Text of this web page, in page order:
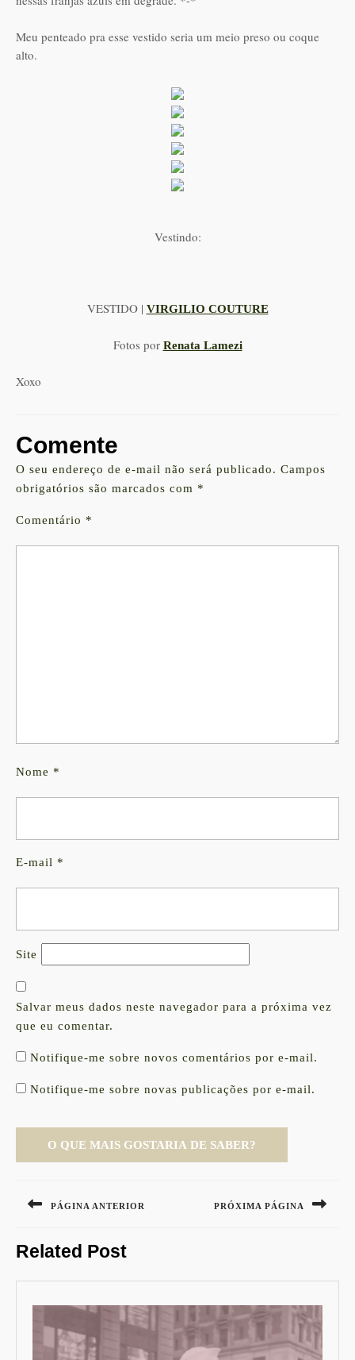
Meu penteado pra esse vestido seria um meio preso ou coque
alto.
Vestindo:
VESTIDO | VIRGILIO COUTURE
Fotos por Renata Lamezi
Xoxo
Comente
O seu endereço de e-mail não será publicado. Campos
obrigatórios são marcados com *
Comentário *
Nome *
E-mail *
Site
Salvar meus dados neste navegador para a próxima vez
que eu comentar.
Notifique-me sobre novos comentários por e-mail.
Notifique-me sobre novas publicações por e-mail.
de
PÁGINA ANTERIOR
post:
PRÓXIMA PÁGINA
Related Post